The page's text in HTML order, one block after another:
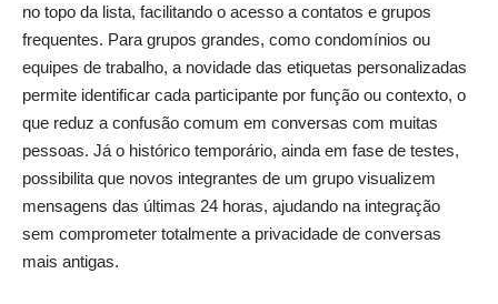
no topo da lista, facilitando o acesso a contatos e grupos
frequentes. Para grupos grandes, como condomínios ou
equipes de trabalho, a novidade das etiquetas personalizadas
permite identificar cada participante por função ou contexto, o
que reduz a confusão comum em conversas com muitas
pessoas. Já o histórico temporário, ainda em fase de testes,
possibilita que novos integrantes de um grupo visualizem
mensagens das últimas 24 horas, ajudando na integração
sem comprometer totalmente a privacidade de conversas
mais antigas.